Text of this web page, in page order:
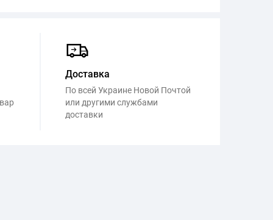
Доставка
По всей Украине Новой Почтой
или другими службами
доставки